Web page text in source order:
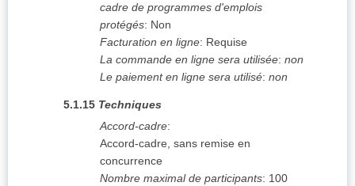
cadre de programmes d'emplois
protégés: Non
Facturation en ligne: Requise
La commande en ligne sera utilisée: non
Le paiement en ligne sera utilisé: non
5.1.15 Techniques
Accord-cadre:
Accord-cadre, sans remise en
concurrence
Nombre maximal de participants: 100